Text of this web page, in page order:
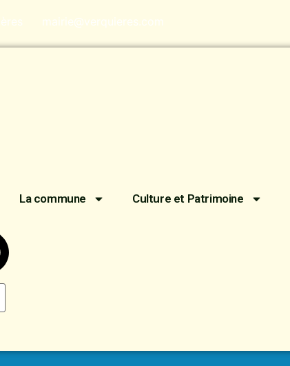
mairie@verquieres.com
La commune Culture et Patrimoine